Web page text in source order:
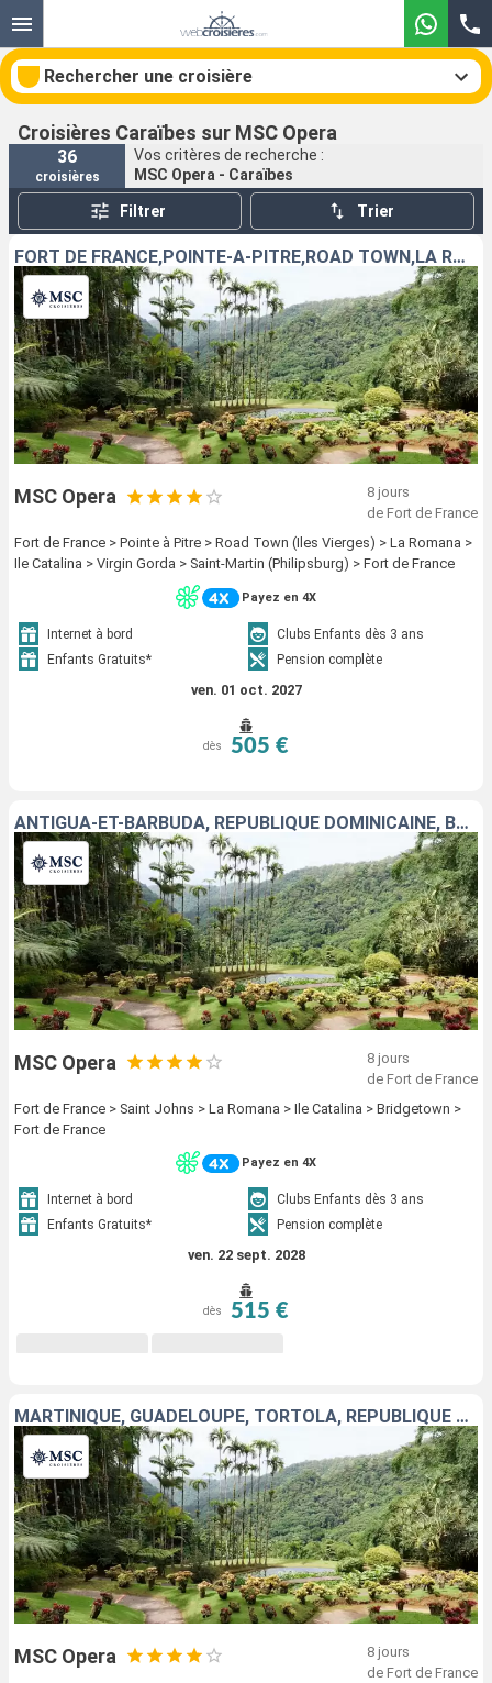
Rechercher une croisière
Nos destinations
Mois de départ
Ports Compagnies
Rechercher
Croisières Caraïbes sur MSC Opera
36
croisières
Vos critères de recherche :
MSC Opera - Caraïbes
Filtrer Trier
FORT DE FRANCE,POINTE-A-PITRE,ROAD TOWN,LA ROMANA,CATALINA ISLAND
MSC Opera
8 jours
de Fort de France
Fort de France > Pointe à Pitre > Road Town (Iles Vierges) > La Romana >
Ile Catalina > Virgin Gorda > Saint-Martin (Philipsburg) > Fort de France
Payez en 4X
Internet à bord
Clubs Enfants dès 3 ans
Enfants Gratuits*
Pension complète
ven. 01 oct. 2027
dès 505 €
ANTIGUA-ET-BARBUDA, RÉPUBLIQUE DOMINICAINE, BARBADE, MARTINIQUE
MSC Opera
8 jours
de Fort de France
Fort de France > Saint Johns > La Romana > Ile Catalina > Bridgetown >
Fort de France
Payez en 4X
Internet à bord
Clubs Enfants dès 3 ans
Enfants Gratuits*
Pension complète
ven. 22 sept. 2028
dès 515 €
MARTINIQUE, GUADELOUPE, TORTOLA, RÉPUBLIQUE DOMINICAINE, VIRGIN GORDA, SAINT-MARTIN
MSC Opera
8 jours
de Fort de France